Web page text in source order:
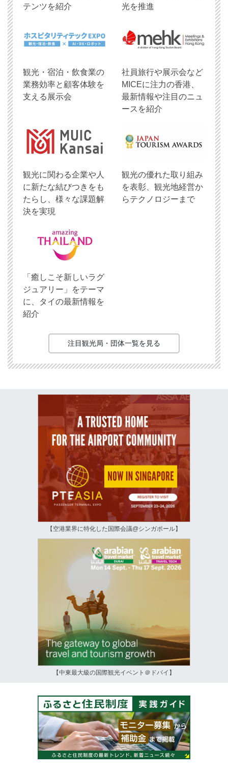
テンツを紹介
光を推進
観光・宿泊・飲食業の
業務効率と顧客体験を
支える展示会
社員旅行や展示会など
MICEに注力の香港、
最新情報や注目のニュ
ースを紹介
観光に関わる企業や人
に新たな結びつきをも
たらし、様々な課題解
決を実現
観光の優れた取り組み
を表彰、観光地経営か
らテクノロジーまで
「癒しこそ新しいラグ
ジュアリー」をテーマ
に、タイの最新情報を
紹介
注目観光局・団体一覧を見る
【空港業界に特化した国際会議@シンガポール】
【中東最大級の国際観光イベント＠ドバイ】